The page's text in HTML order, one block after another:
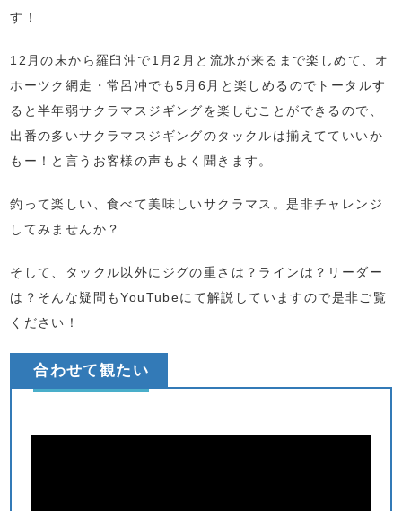
す！
12月の末から羅臼沖で1月2月と流氷が来るまで楽しめて、オ
ホーツク網走・常呂冲でも5月6月と楽しめるのでトータルす
ると半年弱サクラマスジギングを楽しむことができるので、
出番の多いサクラマスジギングのタックルは揃えてていいか
もー！と言うお客様の声もよく聞きます。
釣って楽しい、食べて美味しいサクラマス。是非チャレンジ
してみませんか？
そして、タックル以外にジグの重さは？ラインは？リーダー
は？そんな疑問もYouTubeにて解説していますので是非ご覧
ください！
合わせて観たい